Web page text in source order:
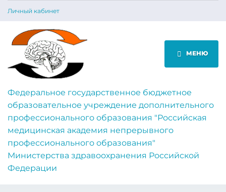
Личный кабинет
МЕНЮ
Федеральное государственное бюджетное
образовательное учреждение дополнительного
профессионального образования "Российская
медицинская академия непрерывного
профессионального образования"
Министерства здравоохранения Российской
Федерации